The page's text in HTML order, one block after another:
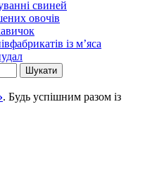
свиней
овочів
із м’яса
. Будь успішним разом із